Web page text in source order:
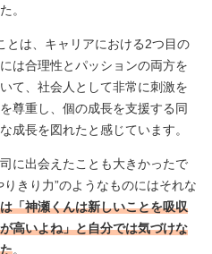
。
とは、キャリアにおける2つ目の
は合理性とパッションの両方を
て、社会人として非常に刺激を
尊重し、個の成長を支援する同
成長を図れたと感じています。
に出会えたことも大きかったで
きり力”のようなものにはそれな
「神瀬くんは新しいことを吸収
高いよね」と自分では気づけな
。